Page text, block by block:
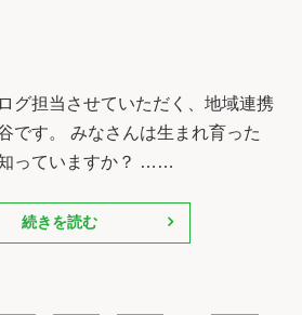
グ担当させていただく、地域連携
す。 みなさんは生まれ育った
っていますか？ ……
続きを読む